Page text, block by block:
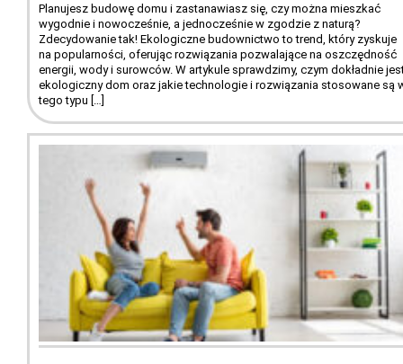
Planujesz budowę domu i zastanawiasz się, czy można mieszkać
wygodnie i nowocześnie, a jednocześnie w zgodzie z naturą?
Zdecydowanie tak! Ekologiczne budownictwo to trend, który zyskuje
na popularności, oferując rozwiązania pozwalające na oszczędność
energii, wody i surowców. W artykule sprawdzimy, czym dokładnie
ekologiczny dom oraz jakie technologie i rozwiązania stosowane są
tego typu […]